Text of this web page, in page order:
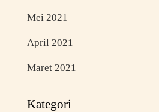
Mei 2021
April 2021
Maret 2021
Kategori